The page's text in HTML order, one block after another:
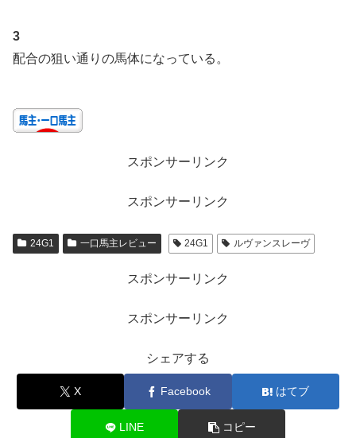
3
配合の狙い通りの馬体になっている。
スポンサーリンク
スポンサーリンク
24G1 一口馬主レビュー 24G1 ルヴァンスレーヴ
スポンサーリンク
スポンサーリンク
シェアする
X Facebook はてブ
LINE コピー